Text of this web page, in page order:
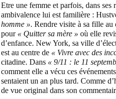
Etre une femme et parfois, dans ses
ambivalence lui est familière :
homme ». Rendre visite à sa fille au
pour « Quitter sa mère » où elle
d’enfance. New York, sa ville
est au centre de « Vivre avec des
citadine. Dans « 9/11 : le 11
comment elle a vécu ces
sentaient un an plus tard. Comme
de vue original dans son